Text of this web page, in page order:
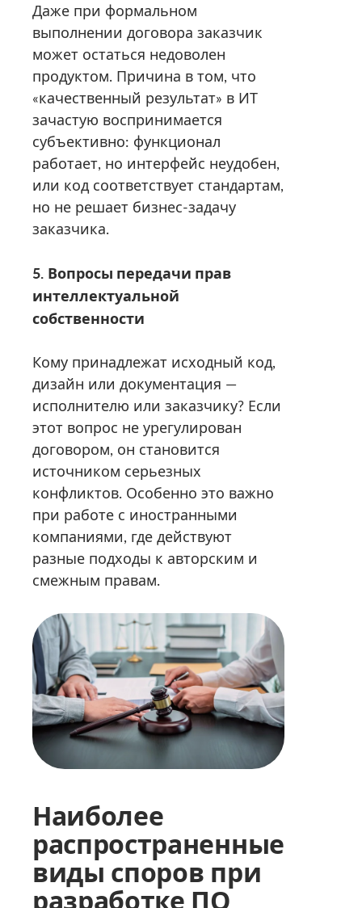
Даже при формальном
выполнении договора заказчик
может остаться недоволен
продуктом. Причина в том, что
«качественный результат» в ИТ
зачастую воспринимается
субъективно: функционал
работает, но интерфейс неудобен,
или код соответствует стандартам,
но не решает бизнес-задачу
заказчика.
5. Вопросы передачи прав
интеллектуальной
собственности
Кому принадлежат исходный код,
дизайн или документация —
исполнителю или заказчику? Если
этот вопрос не урегулирован
договором, он становится
источником серьезных
конфликтов. Особенно это важно
при работе с иностранными
компаниями, где действуют
разные подходы к авторским и
смежным правам.
Наиболее
распространенные
виды споров при
разработке ПО